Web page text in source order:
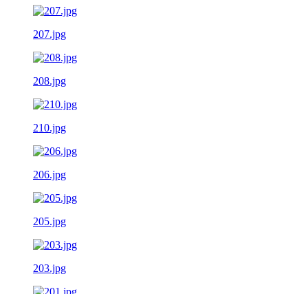
207.jpg
208.jpg
210.jpg
206.jpg
205.jpg
203.jpg